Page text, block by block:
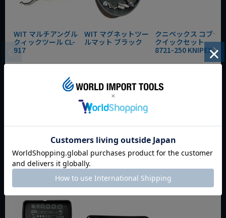
WIT マルチアングル
クィックツール CL-
917
夏セール
WIT マグネットツー
ルマット ブラック
定価 ¥ 0
¥3,465税込
クニペックス コブラ
クイックセット
8721-250 KNIPEX
定価
今週のおすすめアイテム